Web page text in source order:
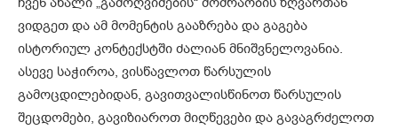
ვიდგეთ და ამ მომენტის გააზრება და გაგება
ისტორიულ კონტექსტში ძალიან მნიშვნელოვანია.
ასევე საჭიროა, ვისწავლოთ წარსულის
გამოცდილებიდან, გავითვალისწინოთ წარსულის
შეცდომები, გავიზიაროთ მიღწევები და გავაგრძელოთ